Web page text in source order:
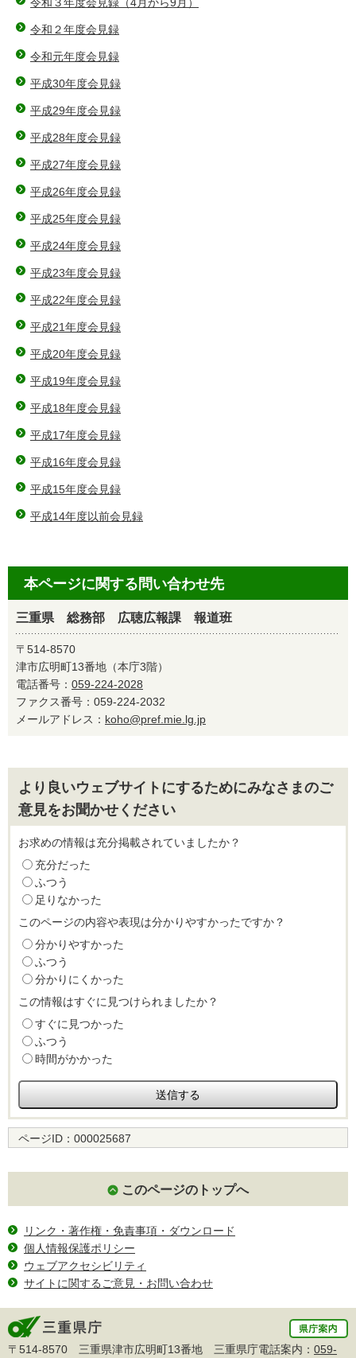
令和２年度会見録
令和元年度会見録
平成30年度会見録
平成29年度会見録
平成28年度会見録
平成27年度会見録
平成26年度会見録
平成25年度会見録
平成24年度会見録
平成23年度会見録
平成22年度会見録
平成21年度会見録
平成20年度会見録
平成19年度会見録
平成18年度会見録
平成17年度会見録
平成16年度会見録
平成15年度会見録
平成14年度以前会見録
本ページに関する問い合わせ先
三重県 総務部 広聴広報課 報道班
〒514-8570
津市広明町13番地（本庁3階）
電話番号： 059-224-2028
ファクス番号：059-224-2032
メールアドレス： koho@pref.mie.lg.jp
より良いウェブサイトにするためにみなさまのご
意見をお聞かせください
お求めの情報は充分掲載されていましたか？
充分だった
ふつう
足りなかった
このページの内容や表現は分かりやすかったですか？
分かりやすかった
ふつう
分かりにくかった
この情報はすぐに見つけられましたか？
すぐに見つかった
ふつう
時間がかかった
ページID： 000025687
このページのトップへ
リンク・著作権・免責事項・ダウンロード
個人情報保護ポリシー
ウェブアクセシビリティ
サイトに関するご意見・お問い合わせ
〒514-8570 三重県津市広明町13番地 三重県庁電話案内： 059-